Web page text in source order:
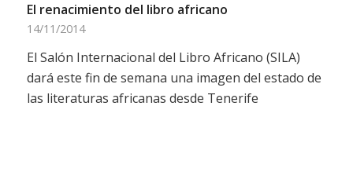
El renacimiento del libro africano
14/11/2014
El Salón Internacional del Libro Africano (SILA)
dará este fin de semana una imagen del estado de
las literaturas africanas desde Tenerife